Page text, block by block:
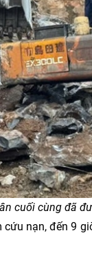
cuối cùng đã
nạn, đến 9